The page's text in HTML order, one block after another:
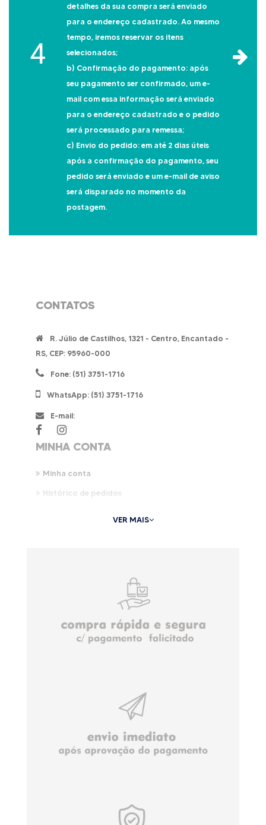
4
detalhes da sua compra será enviado
para o endereço cadastrado. Ao mesmo
tempo, iremos reservar os itens
selecionados;
b) Confirmação do pagamento: após
seu pagamento ser confirmado, um e-
mail com essa informação será enviado
para o endereço cadastrado e o pedido
será processado para remessa;
c) Envio do pedido: em até 2 dias úteis
após a confirmação do pagamento, seu
pedido será enviado e um e-mail de aviso
será disparado no momento da
postagem.
CONTATOS
R. Júlio de Castilhos, 1321 - Centro, Encantado -
RS, CEP: 95960-000
Fone: (51) 3751-1716
WhatsApp: (51) 3751-1716
E-mail:
MINHA CONTA
Minha conta
Histórico de pedidos
Política de Privacidade
Entregas e Devoluções
OUTROS SERVIÇOS
Produtos em promoção
Entre em contato
VER MAIS